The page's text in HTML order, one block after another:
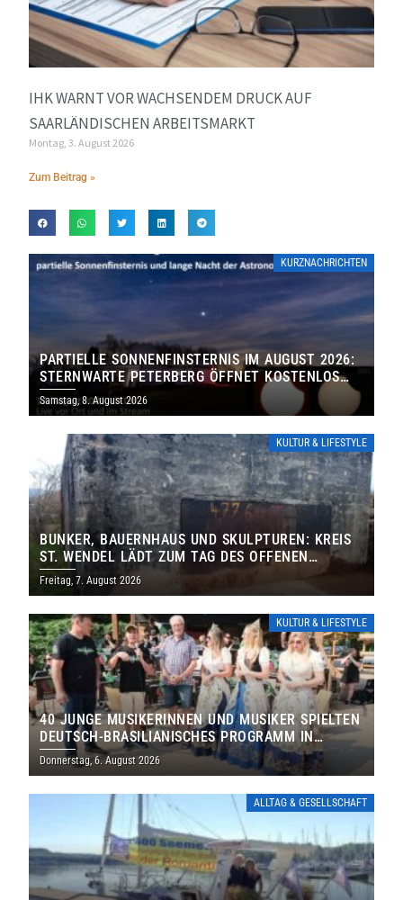
IHK WARNT VOR WACHSENDEM DRUCK AUF
SAARLÄNDISCHEN ARBEITSMARKT
Montag, 3. August 2026
Zum Beitrag »
KURZNACHRICHTEN
PARTIELLE SONNENFINSTERNIS IM AUGUST 2026:
STERNWARTE PETERBERG ÖFFNET KOSTENLOS
IHRE TORE
Samstag, 8. August 2026
KULTUR & LIFESTYLE
BUNKER, BAUERNHAUS UND SKULPTUREN: KREIS
ST. WENDEL LÄDT ZUM TAG DES OFFENEN
DENKMALS EIN
Freitag, 7. August 2026
KULTUR & LIFESTYLE
40 JUNGE MUSIKERINNEN UND MUSIKER SPIELTEN
DEUTSCH-BRASILIANISCHES PROGRAMM IN
THOLEY
Donnerstag, 6. August 2026
ALLTAG & GESELLSCHAFT